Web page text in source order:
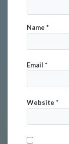
Name*
Email*
Website*